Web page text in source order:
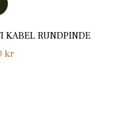
KABEL RUNDPINDE
kr